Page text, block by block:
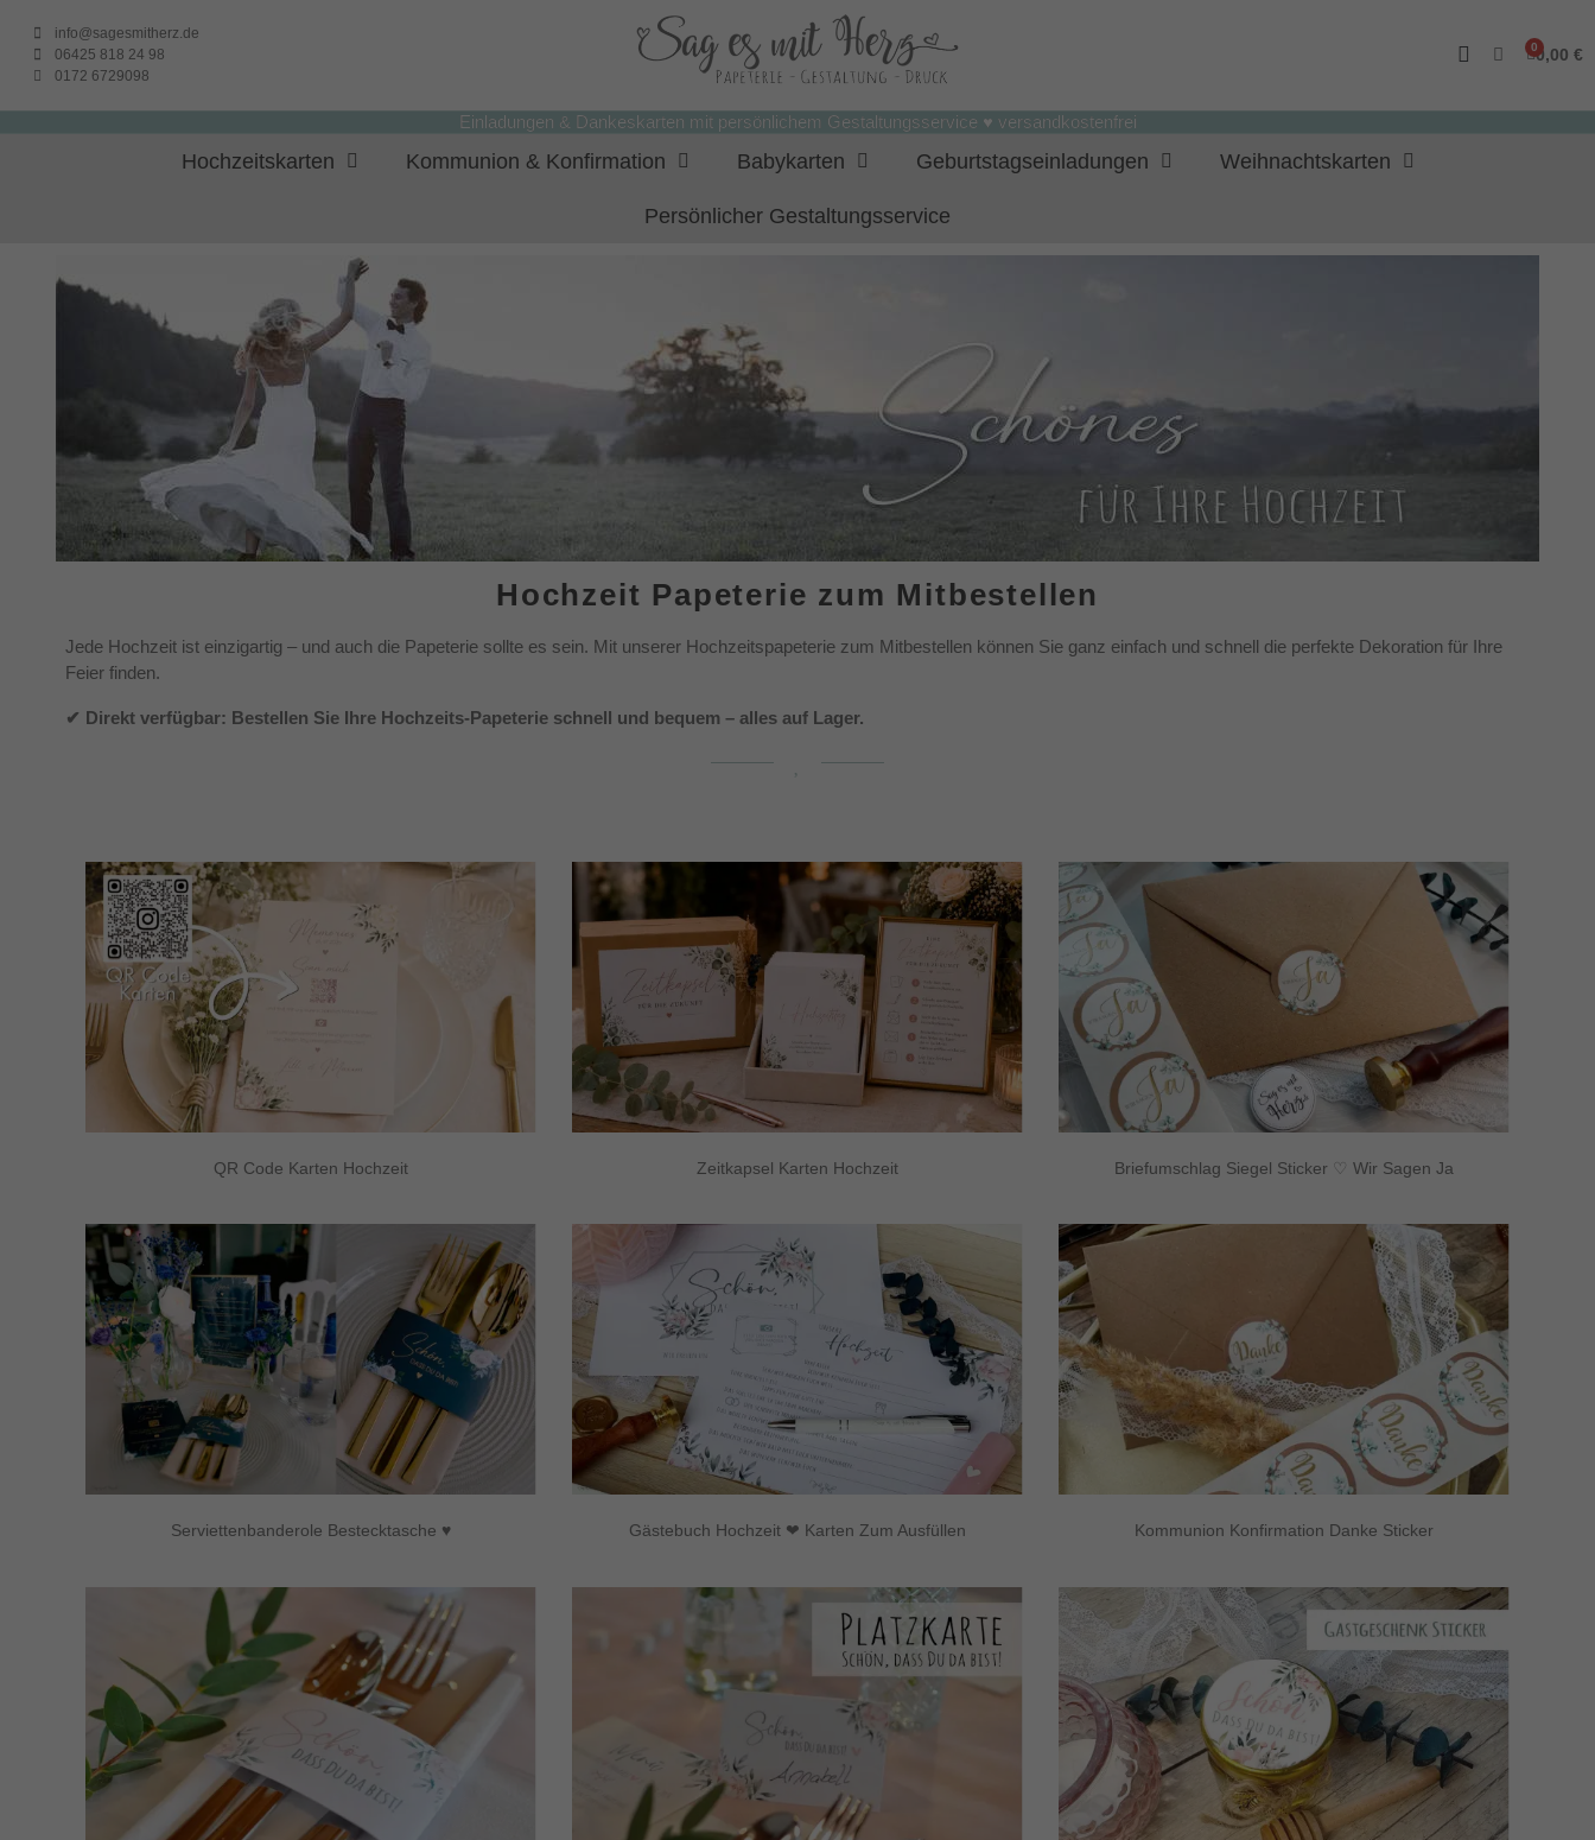
info@sagesmitherz.de
06425 818 24 98
0172 6729098
0,00 €
Einladungen & Dankeskarten mit persönlichem Gestaltungsservice ♥ versandkostenfrei
Hochzeitskarten Kommunion & Konfirmation Babykarten Geburtstagseinladungen Weihnachtskarten
Persönlicher Gestaltungsservice
Hochzeit Papeterie zum Mitbestellen
Jede Hochzeit ist einzigartig – und auch die Papeterie sollte es sein. Mit unserer Hochzeitspapeterie zum Mitbestellen können Sie ganz einfach und schnell die perfekte Dekoration für Ihre
Feier finden.
✔ Direkt verfügbar: Bestellen Sie Ihre Hochzeits-Papeterie schnell und bequem – alles auf Lager.
QR Code Karten Hochzeit Zeitkapsel Karten Hochzeit Briefumschlag Siegel Sticker ♡ Wir Sagen Ja
Serviettenbanderole Bestecktasche ♥ Gästebuch Hochzeit ❤ Karten Zum Ausfüllen Kommunion Konfirmation Danke Sticker